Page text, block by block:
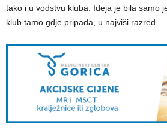
tako i u vodstvu kluba. Ideja je bila samo
klub tamo gdje pripada, u najviši razred.